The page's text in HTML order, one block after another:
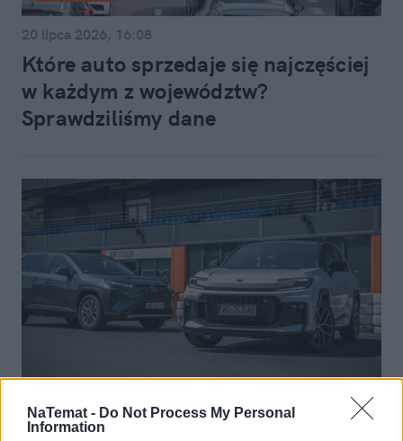
NaTemat - Do Not Process My Personal
Information
20 lipca 2026, 16:08
Które auto sprzedaje się najczęściej
w każdym z województw?
Sprawdziliśmy dane
19 lipca 2026, 13:45